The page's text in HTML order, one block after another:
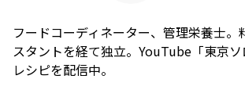
フードコーディネーター、管理栄養士。
スタントを経て独立。YouTube「東京
レシピを配信中。